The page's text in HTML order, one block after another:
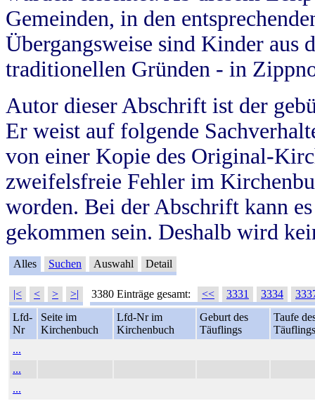
Gemeinden, in den
Übergangsweise sind Kinder aus
traditionellen Gründen - in
Autor dieser Abschrift ist der
Er weist auf folgende
von einer Kopie des Original-
zweifelsfreie Fehler im
worden. Bei der Abschrift kann
gekommen sein. Deshalb wird
Alles Suchen Auswahl Detail
|< < > >| 3380 Einträge gesamt: << 3331 3334
Lfd-
Nr
Seite im
Kirchenbuch
Lfd-Nr im
Kirchenbuch
Geburt des
Täuflings
Taufe
Täuflings
...
...
...